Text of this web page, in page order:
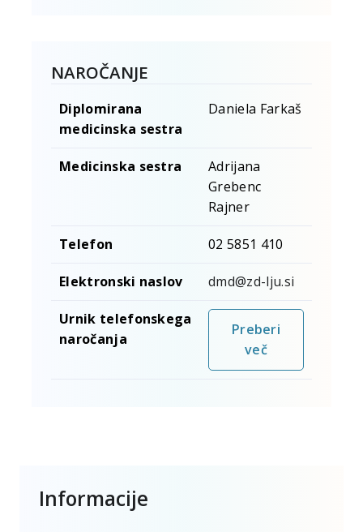
NAROČANJE
Diplomirana
medicinska sestra
Daniela Farka
Medicinska sestra
Adrijana
Grebenc
Rajner
Telefon 02 5851 410
Elektronski naslov dmd@zd-lju.si
Urnik telefonskega
naročanja
Preberi
več
Informacije